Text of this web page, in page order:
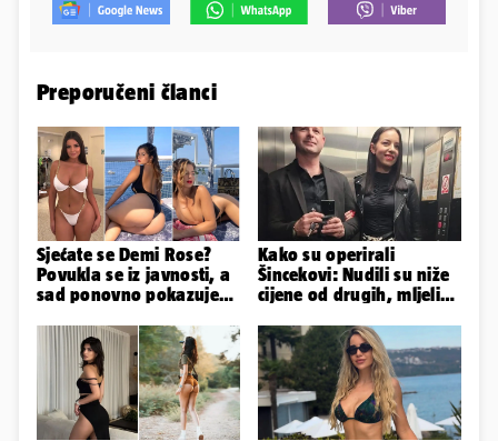
Preporučeni članci
Sjećate se Demi Rose?
Povukla se iz javnosti, a
sad ponovno pokazuje
Kako su operirali
Šincekovi: Nudili su niže
cijene od drugih, mljeli